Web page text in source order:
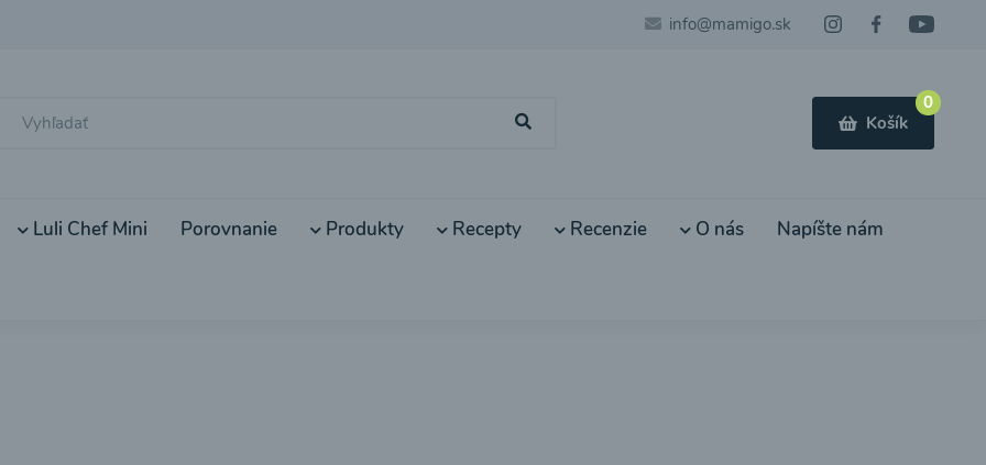
info@mamigo.sk
0
Košík
Luli Chef Mini Porovnanie Produkty Recepty Recenzie O nás Napíšte nám